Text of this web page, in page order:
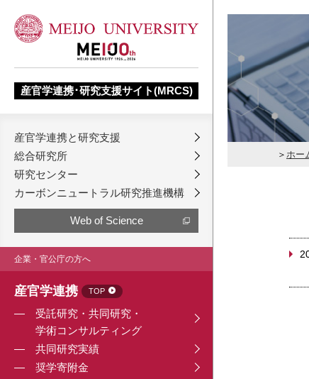
産官学連携･研究支援サイト(MRCS)
産官学連携と研究支援
総合研究所
研究センター
カーボンニュートラル研究推進機構
Web of Science
企業・官公庁の方へ
産官学連携 TOP
受託研究・共同研究・
学術コンサルティング
共同研究実績
奨学寄附金
ホー